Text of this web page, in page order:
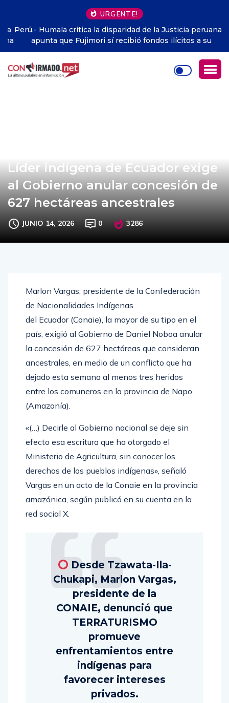
URGENTE!
Perú.- Humala critica la disparidad de la Justicia peruana y
apunta que Fujimori sí recibió fondos ilícitos a su
campaña
Líder indígena de Ecuador exige
al Gobierno anular concesión de
627 hectáreas ancestrales
Marlon Vargas, presidente de la Confederación
de Nacionalidades Indígenas
del Ecuador (Conaie), la mayor de su tipo en el
país, exigió al Gobierno de Daniel Noboa anular
la concesión de 627 hectáreas que consideran
ancestrales, en medio de un conflicto que ha
dejado esta semana al menos tres heridos
entre los comuneros en la provincia de Napo
«(…) Decirle al Gobierno nacional se deje sin
efecto esa escritura que ha otorgado el
Ministerio de Agricultura, sin conocer los
derechos de los pueblos indígenas», señaló
Vargas en un acto de la Conaie en la provincia
amazónica, según publicó en su cuenta en la
Desde Tzawata-Ila-
Chukapi, Marlon Vargas,
presidente de la
CONAIE, denunció que
TERRATURISMO
promueve
enfrentamientos entre
indígenas para
favorecer intereses